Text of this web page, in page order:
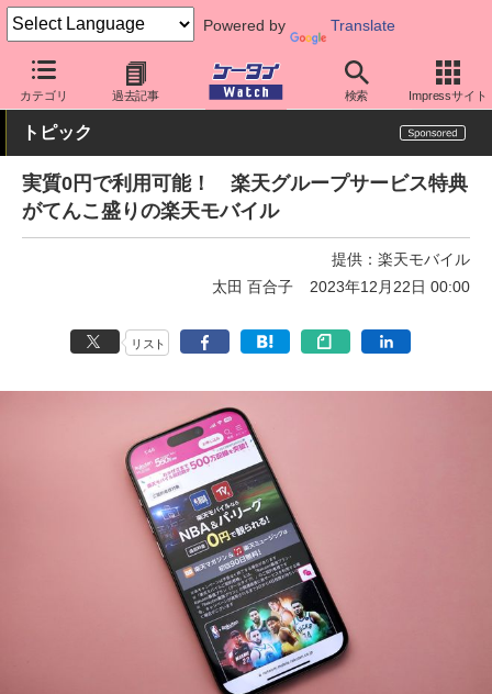
Powered by Translate
カテゴリ 過去記事 検索 Impressサイト
ケータイ Watch キャリア 楽天 料金プラン・割引
トピック
実質0円で利用可能！ 楽天グループサービス特典
がてんこ盛りの楽天モバイル
提供：楽天モバイル
太田 百合子
2023年12月22日 00:00
リスト